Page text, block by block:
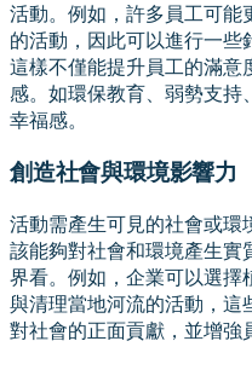
活動。例如，許多員工可能
的活動，因此可以進行一些
這樣不僅能提升員工的滿意
感。如環保教育、弱勢支持
幸福感。
創造社會與環境影響力
活動需產生可見的社會或環
該能夠對社會和環境產生實
界看。例如，企業可以選擇
與清理當地河流的活動，這
對社會的正面貢獻，並增強